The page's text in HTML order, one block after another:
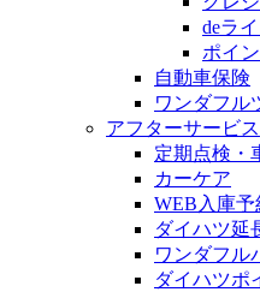
deラ
ポイ
自動車保険
ワンダフル
アフターサービス
定期点検・
カーケア
WEB入庫予
ダイハツ延
ワンダフル
ダイハツポ